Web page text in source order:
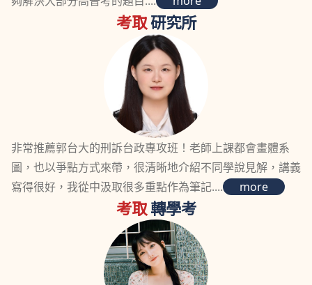
考取研究所
非常推薦郭台大的刑訴台政專攻班！老師上課都會畫體系
圖，也以爭點方式來帶，很清晰地介紹不同學說見解，講義
寫得很好，我從中汲取很多重點作為筆記....
more
考取轉學考